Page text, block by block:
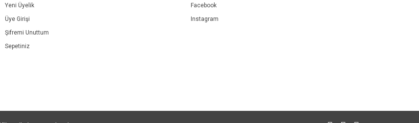
Yeni Üyelik
Üye Girişi
Şifremi Unuttum
Sepetiniz
Facebook
Instagram